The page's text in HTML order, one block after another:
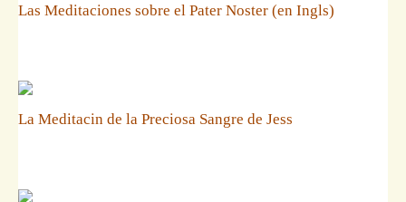
Las Meditaciones sobre el Pater Noster (en Ingls)
La Meditacin de la Preciosa Sangre de Jess